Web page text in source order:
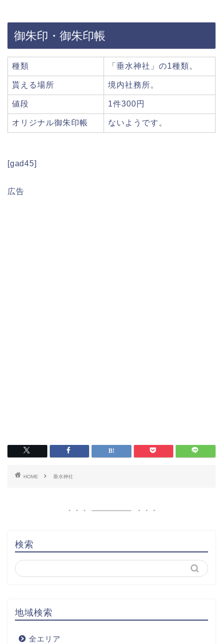
御朱印・御朱印帳
種類 「垂水神社」の1種類。
貰える場所 境内社務所。
値段 1件300円
オリジナル御朱印帳 ないようです。
[gad45]
広告
HOME 垂水神社
検索
地域検索
全エリア